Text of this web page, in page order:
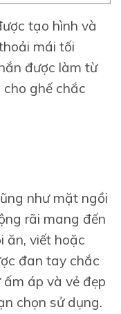
tạo hình và
mái tối
được làm từ
ghế chắc
như mặt ngồi
rãi mang đến
ăn, viết hoặc
đan tay chắc
áp và vẻ đẹp
chọn sử dụng.